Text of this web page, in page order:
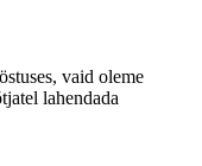
vaid oleme
lahendada